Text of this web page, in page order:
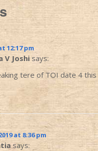
12:17 pm
V Joshi says:
tere of TOI date 4
at 8:36 pm
says: